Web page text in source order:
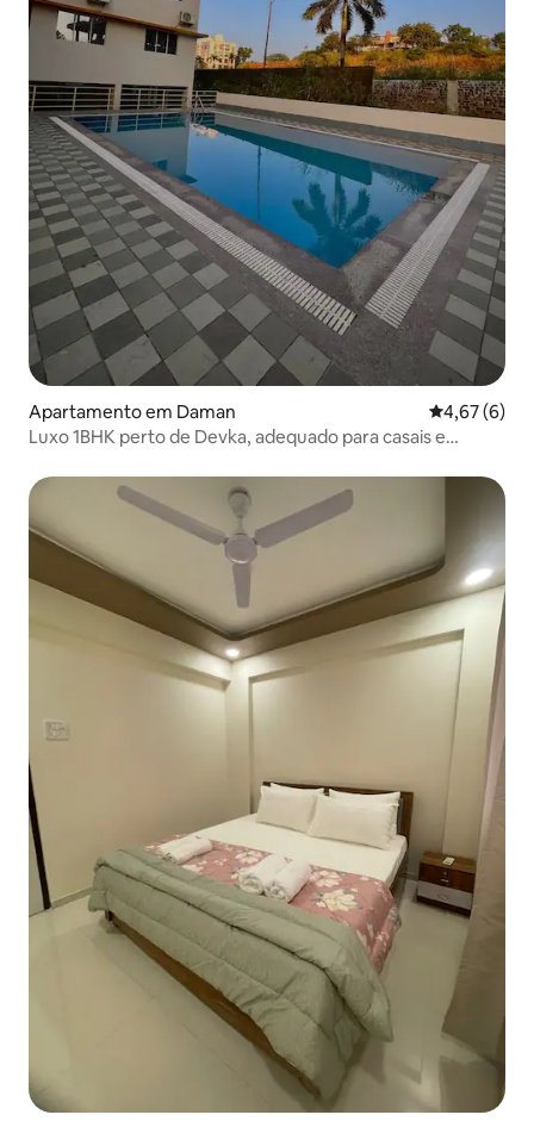
Apartamento em Daman
4,67 (6)
Luxo 1BHK perto de Devka, adequado para casais e